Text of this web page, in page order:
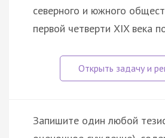
северного и южного
первой четверти XIX века
Запишите один любой